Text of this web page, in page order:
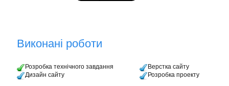
Виконані роботи
Розробка технічного завдання
Дизайн сайту
Верстка сайту
Розробка проекту